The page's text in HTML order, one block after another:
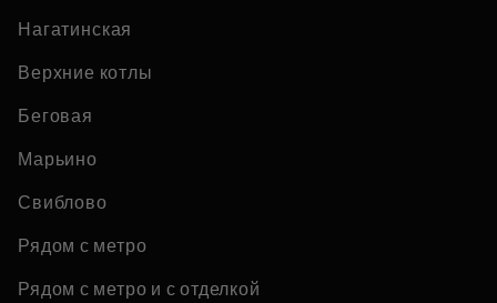
Нагатинская
Верхние котлы
Беговая
Марьино
Свиблово
Рядом с метро
Рядом с метро и с отделкой